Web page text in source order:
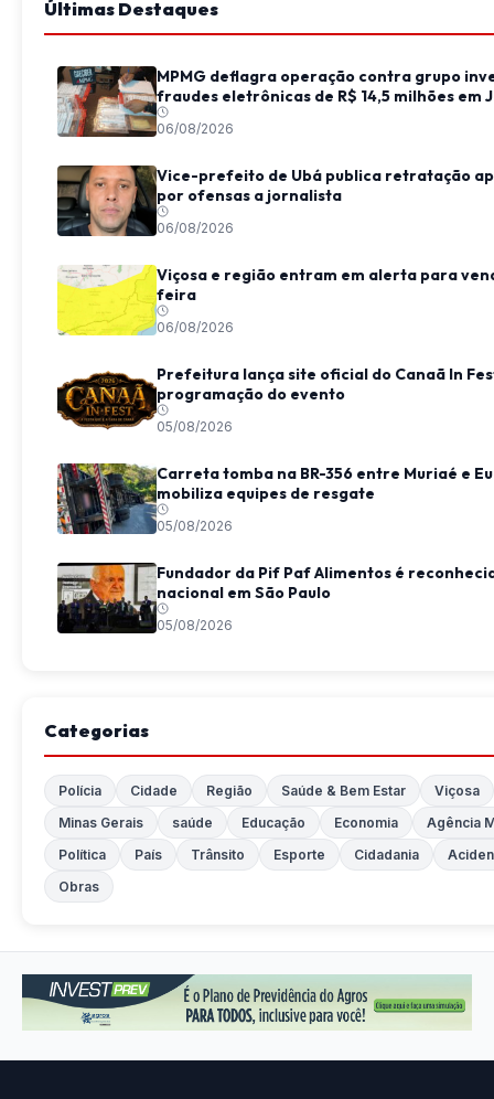
Últimas Destaques
MPMG deflagra operação contra grupo
fraudes eletrônicas de R$ 14,5 milhões em
06/08/2026
Vice-prefeito de Ubá publica retratação
por ofensas a jornalista
06/08/2026
Viçosa e região entram em alerta para
feira
06/08/2026
Prefeitura lança site oficial do Canaã In
programação do evento
05/08/2026
Carreta tomba na BR-356 entre Muriaé e
mobiliza equipes de resgate
05/08/2026
Fundador da Pif Paf Alimentos é
nacional em São Paulo
05/08/2026
Categorias
Polícia Cidade Região Saúde & Bem Estar
Viçosa
Minas Gerais
saúde Educação Economia
Agência
Política
País Trânsito Esporte Cidadania
Obras